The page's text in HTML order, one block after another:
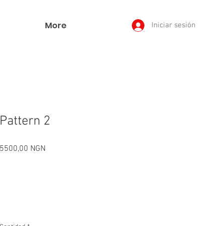
More Iniciar sesión
Pattern 2
5500,00 NGN